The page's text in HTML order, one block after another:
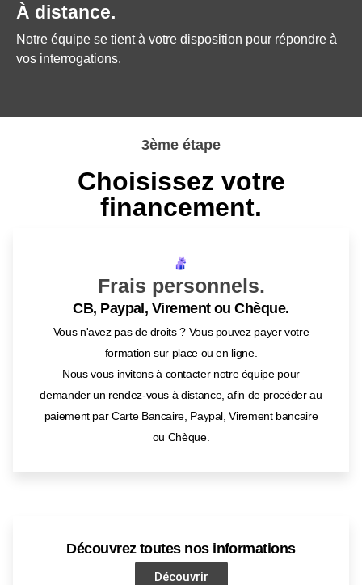
À distance.
Notre équipe se tient à votre disposition pour répondre à
vos interrogations.
3ème étape
Choisissez votre
financement.
Frais personnels.
CB, Paypal, Virement ou Chèque.
Vous n'avez pas de droits ? Vous pouvez payer votre
formation sur place ou en ligne.
Nous vous invitons à contacter notre équipe pour
demander un rendez-vous à distance, afin de procéder au
paiement par Carte Bancaire, Paypal, Virement bancaire
ou Chèque.
Découvrez toutes nos informations
Découvrir